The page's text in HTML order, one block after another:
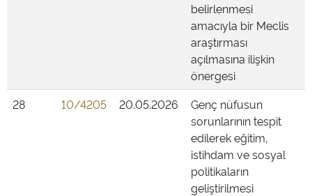
belirlenmesi
amacıyla bir Meclis
araştırması
açılmasına ilişkin
önergesi
28
10/4205 20.05.2026
Genç nüfusun
sorunlarının tespit
edilerek eğitim,
istihdam ve sosyal
politikaların
geliştirilmesi